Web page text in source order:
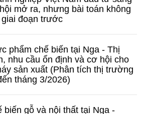
mở ra, nhưng bài toán không
đoạn trước
phẩm chế biến tại Nga - Thị
nhu cầu ổn định và cơ hội cho
sản xuất (Phân tích thị trường
tháng 3/2026)
biến gỗ và nội thất tại Nga -